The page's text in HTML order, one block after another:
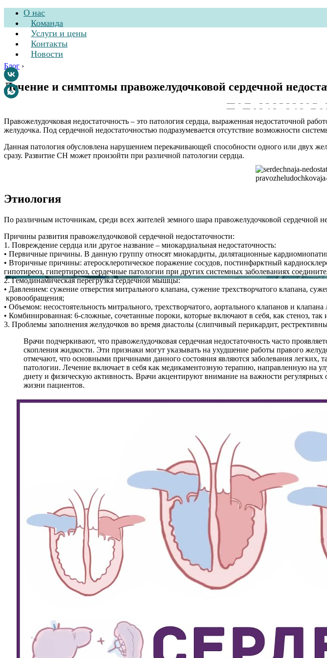
О нас
Команда
Услуги и цены
Контакты
Новости
Стоматологическая клиника
Блог ›
Лечение и симптомы правожелудочковой сердечной
Правожелудочковая недостаточность – это патология сердца, выраженная недостаточной
желудочка. Под сердечной недостаточностью подразумевается отсутствие возможности
Данная патология обусловлена нарушением перекачивающей способности одного или двух
сразу. Развитие СН может произойти при различной патологии сердца.
Этиология
По различным источникам, среди всех жителей земного шара правожелудочковой сердечной
Причины развития правожелудочковой сердечной недостаточности:
1. Повреждение сердца или другое название – миокардиальная недостаточность:
• Первичные причины. В данную группу относят миокардиты, дилятационные
• Вторичные причины: атеросклеротическое поражение сосудов, постинфарктный
гипотиреоз, гипертиреоз, сердечные патологии при других системных заболеваниях
2. Гемодинамическая перегрузка сердечной мышцы:
• Давлением: сужение отверстия митрального клапана, сужение трехстворчатого клапана,
кровообращения;
• Объемом: несостоятельность митрального, трехстворчатого, аортального клапанов и
• Комбинированная: 6-сложные, сочетанные пороки, которые включают в себя, как стеноз, так
3. Проблемы заполнения желудочков во время диастолы (слипчивый перикардит,
Врачи подчеркивают, что правожелудочковая сердечная недостаточность часто
скопления жидкости. Эти признаки могут указывать на ухудшение работы правого
отмечают, что основными причинами данного состояния являются заболевания легких,
патологии. Лечение включает в себя как медикаментозную терапию, направленную на
диету и физическую активность. Врачи акцентируют внимание на важности регулярных
жизни пациентов.